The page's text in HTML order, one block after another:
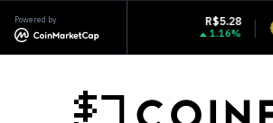
Powered by
XRP
XRP
Dogecoin
DOGE